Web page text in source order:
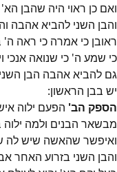
ואם כן ראוי היה שהבן
והבן השני להביא אהבה
ראובן כי אמרה כי ראה ה'
כי שמע ה' כי שנואה אנכי
גם להביא אהבה הבן
יש בבן הראשון:
הספק הב' הפעם ילוה
מבשאר הבנים ולמה ילוה
ואיפשר שהאשה שיש לה
והבן השני בזרוע האחר